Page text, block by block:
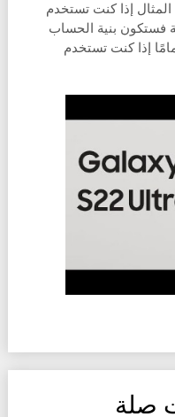
إذا كنت تستخدم
فستكون بنية الحساب
إذا كنت تستخدم
صلة